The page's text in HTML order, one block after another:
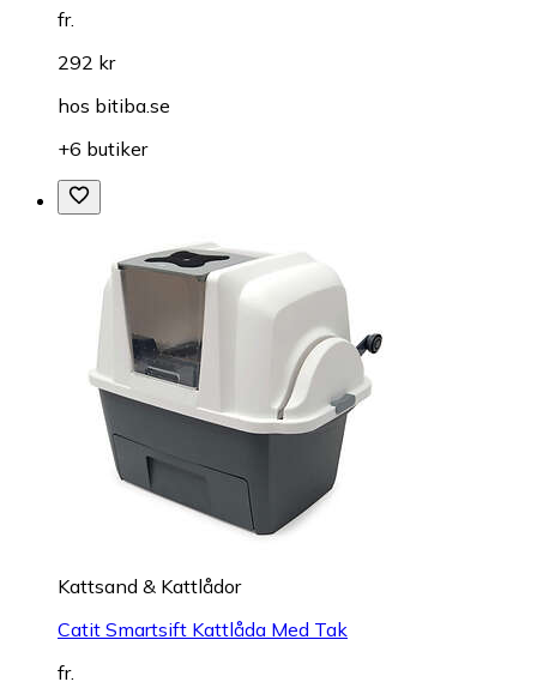
fr.
292 kr
hos bitiba.se
+6 butiker
Kattsand & Kattlådor
Catit Smartsift Kattlåda Med Tak
fr.